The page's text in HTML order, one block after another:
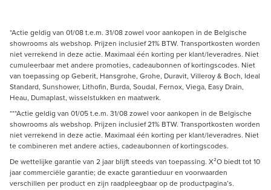
*Actie geldig van 01/08 t.e.m. 31/08 zowel voor aankopen in de Belgische
showrooms als webshop. Prijzen inclusief 21% BTW. Transportkosten worden
niet verrekend in deze actie. Maximaal één korting per klant/leveradres. Niet
cumuleerbaar met andere promoties, cadeaubonnen of kortingscodes. Niet
van toepassing op Geberit, Hansgrohe, Grohe, Duravit, Villeroy & Boch, Ideal
Standard, Sunshower, Lithofin, Burda, Soudal, Fernox, Viega, Easy Drain,
Heau, Dumaplast, wisselstukken en maatwerk.
***Actie geldig van 01/05 t.e.m. 31/08 zowel voor aankopen in de Belgische
showrooms als webshop. Prijzen inclusief 21% BTW. Transportkosten worden
niet verrekend in deze actie. Maximaal één korting per klant/leveradres. Niet
te combineren met andere acties, cadeaubonnen of kortingscodes.
De wettelijke garantie van 2 jaar blijft steeds van toepassing. X²O biedt tot 10
jaar commerciële garantie; de exacte garantieduur en voorwaarden
verschillen per product en zijn raadpleegbaar op de productpagina’s.